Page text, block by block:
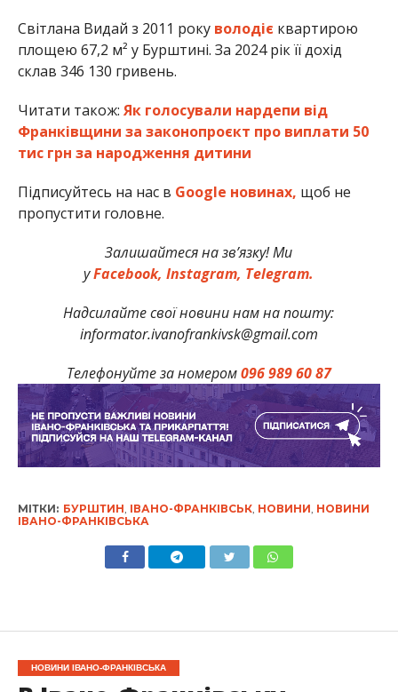
Світлана Видай з 2011 року володіє квартирою
площею 67,2 м² у Бурштині. За 2024 рік її дохід
склав 346 130 гривень.
Читати також: Як голосували нардепи від
Франківщини за законопроєкт про виплати 50
тис грн за народження дитини
Підписуйтесь на нас в Google новинах, щоб не
пропустити головне.
Залишайтеся на зв’язку! Ми
уFacebook, Instagram, Telegram.
Надсилайте свої новини нам на пошту:
informator.ivanofrankivsk@gmail.com
Телефонуйте за номером096 989 60 87
МІТКИ: БУРШТИН ІВАНО-ФРАНКІВСЬК, НОВИНИ НОВИНИ
ІВАНО-ФРАНКІВСЬКА
НОВИНИ ІВАНО-ФРАНКІВСЬКА